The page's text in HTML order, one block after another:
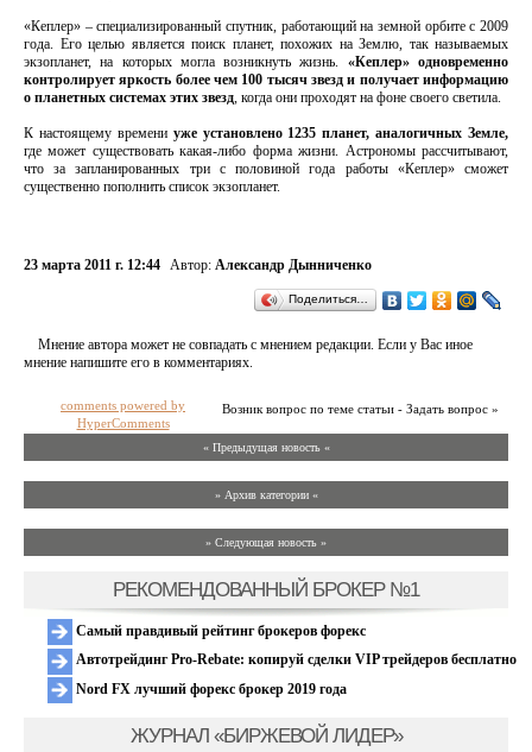
«Кеплер» – специализированный спутник, работающий на земной орбите с 2009
года. Его целью является поиск планет, похожих на Землю, так называемых
экзопланет, на которых могла возникнуть жизнь.
«Кеплер» одновременно
контролирует яркость более чем 100 тысяч звезд и получает информацию
о планетных системах этих звезд, когда они проходят на фоне своего светила.
К настоящему времени уже установлено 1235 планет, аналогичных Земле,
где может существовать какая-либо форма жизни. Астрономы рассчитывают,
что за запланированных три с половиной года работы «Кеплер» сможет
существенно пополнить список экзопланет.
23 марта 2011 г. 12:44 Автор: Александр Дынниченко
Поделиться…
Мнение автора может не совпадать с мнением редакции. Если у Вас иное
мнение напишите его в комментариях.
Возник вопрос по теме статьи - Задать вопрос »
comments powered by
HyperComments
« Предыдущая новость «
» Архив категории «
» Следующая новость »
РЕКОМЕНДОВАННЫЙ БРОКЕР №1
Самый правдивый рейтинг брокеров форекс
Автотрейдинг Pro-Rebate: копируй сделки VIP трейдеров бесплатно
Nord FX лучший форекс брокер 2019 года
ЖУРНАЛ «БИРЖЕВОЙ ЛИДЕР»